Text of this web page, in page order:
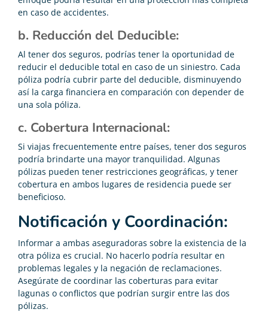
en caso de accidentes.
b. Reducción del Deducible:
Al tener dos seguros, podrías tener la oportunidad de
reducir el deducible total en caso de un siniestro. Cada
póliza podría cubrir parte del deducible, disminuyendo
así la carga financiera en comparación con depender de
una sola póliza.
c. Cobertura Internacional:
Si viajas frecuentemente entre países, tener dos seguros
podría brindarte una mayor tranquilidad. Algunas
pólizas pueden tener restricciones geográficas, y tener
cobertura en ambos lugares de residencia puede ser
beneficioso.
Notificación y Coordinación:
Informar a ambas aseguradoras sobre la existencia de la
otra póliza es crucial. No hacerlo podría resultar en
problemas legales y la negación de reclamaciones.
Asegúrate de coordinar las coberturas para evitar
lagunas o conflictos que podrían surgir entre las dos
pólizas.